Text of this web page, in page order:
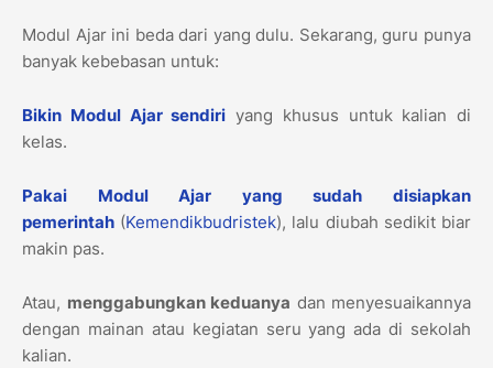
Modul Ajar ini beda dari yang dulu. Sekarang, guru punya
banyak kebebasan untuk:
Bikin Modul Ajar sendiri yang khusus untuk kalian di
kelas.
Pakai Modul Ajar yang sudah disiapkan
pemerintah (Kemendikbudristek), lalu diubah sedikit biar
makin pas.
Atau, menggabungkan keduanya dan menyesuaikannya
dengan mainan atau kegiatan seru yang ada di sekolah
kalian.